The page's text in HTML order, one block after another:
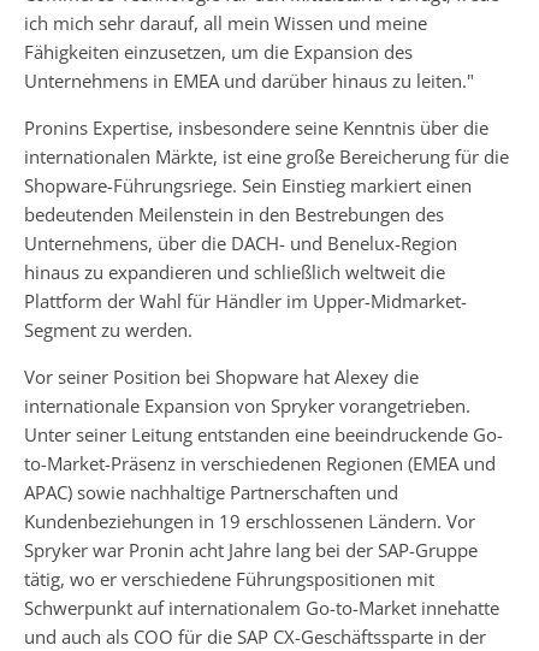
ich mich sehr darauf, all mein Wissen und meine
Fähigkeiten einzusetzen, um die Expansion des
Unternehmens in EMEA und darüber hinaus zu leiten."
Pronins Expertise, insbesondere seine Kenntnis über die
internationalen Märkte, ist eine große Bereicherung für die
Shopware-Führungsriege. Sein Einstieg markiert einen
bedeutenden Meilenstein in den Bestrebungen des
Unternehmens, über die DACH- und Benelux-Region
hinaus zu expandieren und schließlich weltweit die
Plattform der Wahl für Händler im Upper-Midmarket-
Segment zu werden.
Vor seiner Position bei Shopware hat Alexey die
internationale Expansion von Spryker vorangetrieben.
Unter seiner Leitung entstanden eine beeindruckende Go-
to-Market-Präsenz in verschiedenen Regionen (EMEA und
APAC) sowie nachhaltige Partnerschaften und
Kundenbeziehungen in 19 erschlossenen Ländern. Vor
Spryker war Pronin acht Jahre lang bei der SAP-Gruppe
tätig, wo er verschiedene Führungspositionen mit
Schwerpunkt auf internationalem Go-to-Market innehatte
und auch als COO für die SAP CX-Geschäftssparte in der